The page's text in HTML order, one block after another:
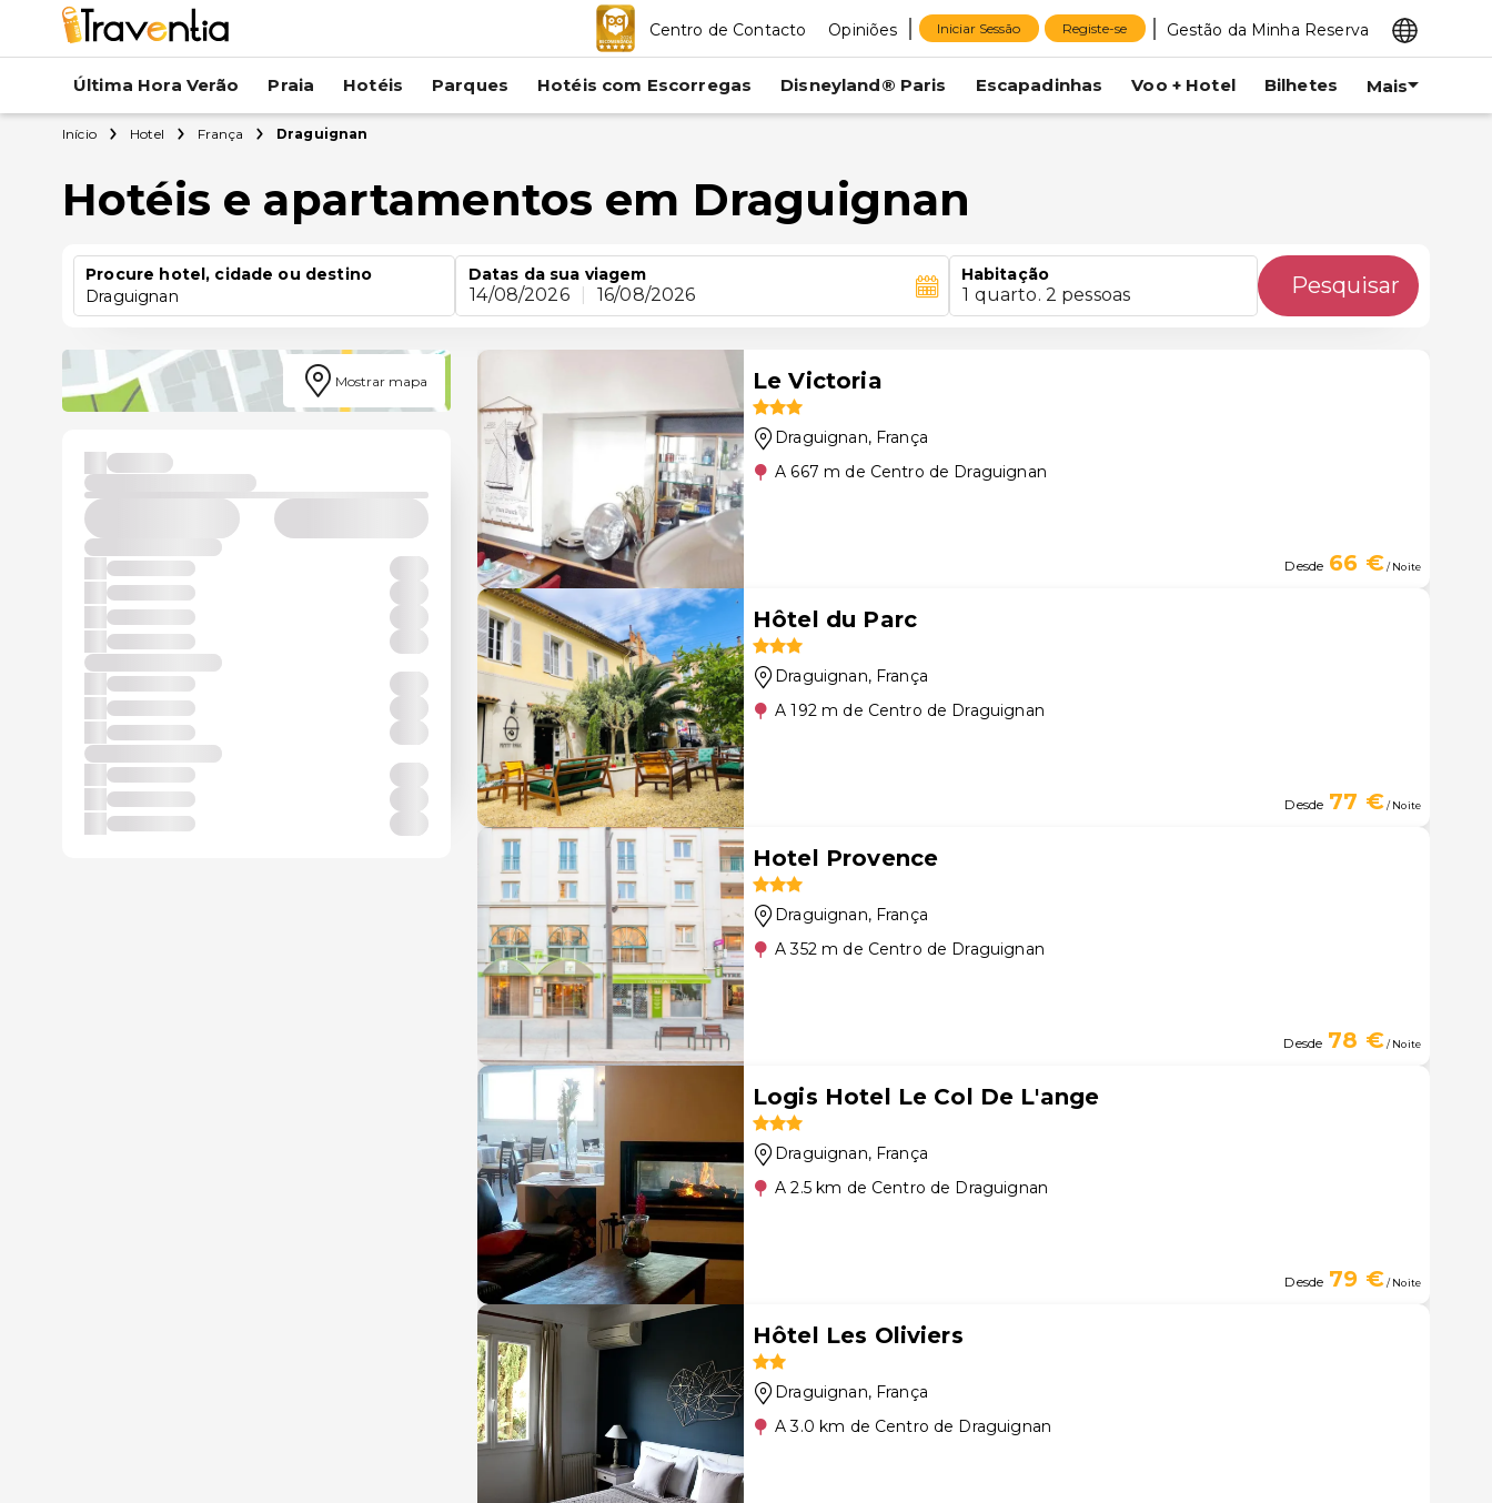
Centro de Contacto Opiniões Iniciar Sessão Registe-se Gestão da Minha Reserva
Última Hora Verão Praia Hotéis Parques Hotéis com Escorregas Disneyland® Paris Escapadinhas Voo + Hotel Bilhetes Mais
Início Hotel França Draguignan
Hotéis e apartamentos em Draguignan
Procure hotel, cidade ou destino
Draguignan
Datas da sua viagem
14/08/2026 16/08/2026
Habitação
1 quarto. 2 pessoas Pesquisar
Mostrar mapa Le Victoria
Draguignan, França
A 667 m de Centro de Draguignan
Desde 66 €/ Noite
Hôtel du Parc
Draguignan, França
A 192 m de Centro de Draguignan
Desde 77 €/ Noite
Hotel Provence
Draguignan, França
A 352 m de Centro de Draguignan
Desde 78 €/ Noite
Logis Hotel Le Col De L'ange
Draguignan, França
A 2.5 km de Centro de Draguignan
Desde 79 €/ Noite
Hôtel Les Oliviers
Draguignan, França
A 3.0 km de Centro de Draguignan